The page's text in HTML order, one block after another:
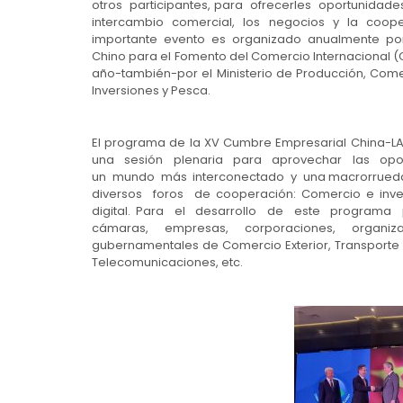
otros participantes, para ofrecerles
intercambio comercial, los negocios y la
importante evento es organizado anualmente
Chino para el Fomento del Comercio Internacional
año-también-por el Ministerio de Producción,
Inversiones y Pesca.
El programa de la XV Cumbre Empresarial
una sesión plenaria para aprovechar las
un mundo más interconectado y una
diversos foros de cooperación: Comercio e
digital. Para el desarrollo de este programa
cámaras, empresas, corporaciones,
gubernamentales de Comercio Exterior,
Telecomunicaciones, etc.